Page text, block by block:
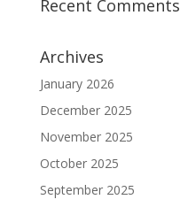
Recent Comments
Archives
January 2026
December 2025
November 2025
October 2025
September 2025